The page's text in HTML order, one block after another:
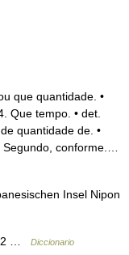
que quantidade. •
Que tempo. • det.
quantidade de. •
conforme.…
Insel Nipon
2 …
Diccionario